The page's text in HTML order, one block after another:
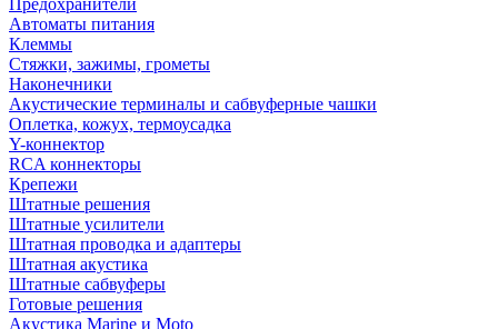
Предохранители
Автоматы питания
Клеммы
Стяжки, зажимы, грометы
Наконечники
Акустические терминалы и сабвуферные чашки
Оплетка, кожух, термоусадка
Y-коннектор
RCA коннекторы
Крепежи
Штатные решения
Штатные усилители
Штатная проводка и адаптеры
Штатная акустика
Штатные сабвуферы
Готовые решения
Акустика Marine и Moto